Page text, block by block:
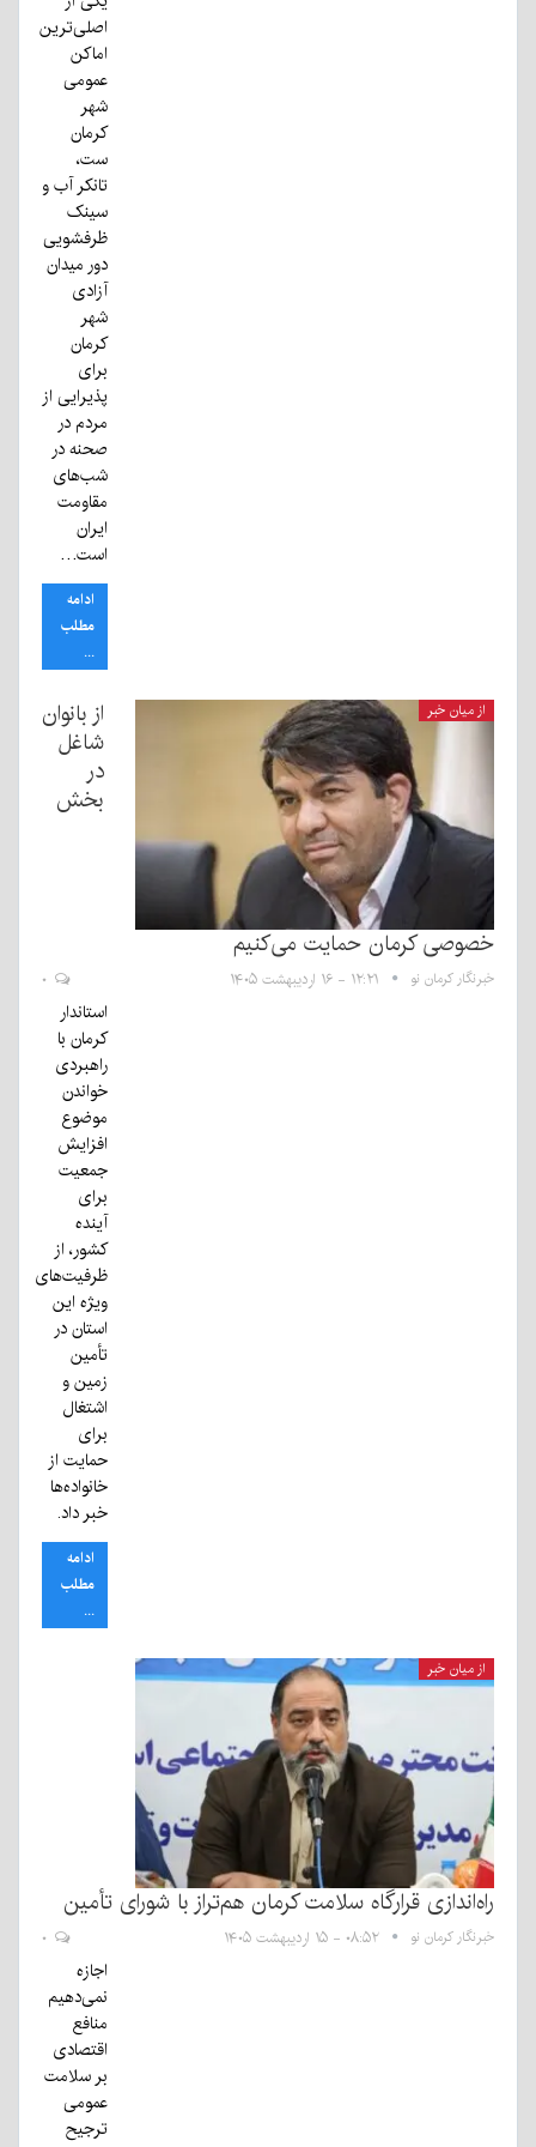
اصلی‌ترین
اماکن
عمومی
شهر
کرمان
ست،
تانکر آب و
سینک
ظرفشویی
دور میدان
آزادی
شهر
کرمان
برای
پذیرایی از
مردم در
صحنه در
شب‌های
مقاومت
ایران
است…
ادامه
مطلب
...
از میان خبر
از بانوان
شاغل
در
بخش
خصوصی کرمان حمایت می‌کنیم
خبرنگار کرمان نو ۱۲:۲۱ - ۱۶ اردیبهشت ۱۴۰۵
استاندار
کرمان با
راهبردی
خواندن
موضوع
افزایش
جمعیت
برای
آینده
کشور، از
ظرفیت‌های
ویژه این
استان در
تأمین
زمین و
اشتغال
برای
حمایت از
خانواده‌ها
خبر داد.
ادامه
مطلب
...
از میان خبر
راه‌اندازی قرارگاه سلامت کرمان هم‌تراز با شورای تأمین
خبرنگار کرمان نو ۰۸:۵۲ - ۱۵ اردیبهشت ۱۴۰۵
اجازه
نمی‌دهیم
منافع
اقتصادی
بر سلامت
عمومی
ترجیح